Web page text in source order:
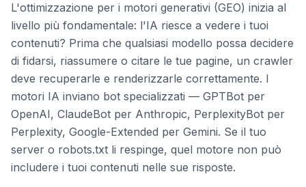
L'ottimizzazione per i motori generativi (GEO) inizia al
livello più fondamentale: l'IA riesce a vedere i tuoi
contenuti? Prima che qualsiasi modello possa decidere
di fidarsi, riassumere o citare le tue pagine, un crawler
deve recuperarle e renderizzarle correttamente. I
motori IA inviano bot specializzati — GPTBot per
OpenAI, ClaudeBot per Anthropic, PerplexityBot per
Perplexity, Google-Extended per Gemini. Se il tuo
server o robots.txt li respinge, quel motore non può
includere i tuoi contenuti nelle sue risposte.